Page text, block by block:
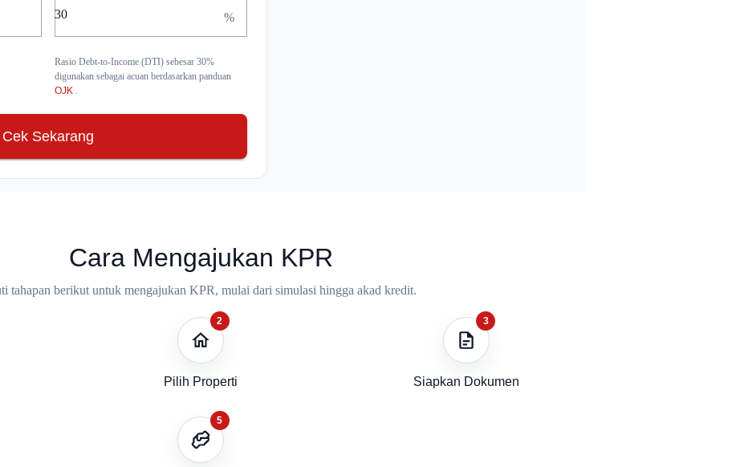
%
Rasio Debt-to-Income (DTI) sebesar 30%
digunakan sebagai acuan berdasarkan panduan
OJK .
Cek Sekarang
Cara Mengajukan KPR
tahapan berikut untuk mengajukan KPR, mulai dari simulasi hingga akad kredit.
2
Pilih Properti
3
Siapkan Dokumen
5